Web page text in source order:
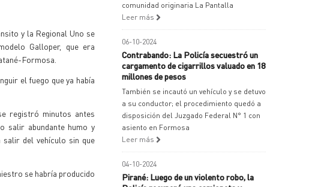
y la Regional Uno se
Galloper, que era
Formosa.
el fuego que ya había
registró minutos antes
salir abundante humo y
del vehículo sin que
se habría producido
comunidad originaria La Pantalla
Leer más
06-10-2024
Contrabando: La Policía secuestró un
cargamento de cigarrillos valuado en 18
millones de pesos
También se incautó un vehículo y se detuvo
a su conductor; el procedimiento quedó a
disposición del Juzgado Federal N° 1 con
asiento en Formosa
Leer más
04-10-2024
Pirané: Luego de un violento robo, la